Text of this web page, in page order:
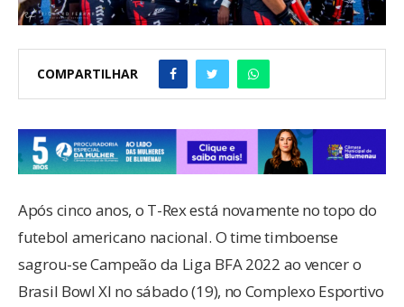
COMPARTILHAR
Após cinco anos, o T-Rex está novamente no topo do
futebol americano nacional. O time timboense
sagrou-se Campeão da Liga BFA 2022 ao vencer o
Brasil Bowl XI no sábado (19), no Complexo Esportivo